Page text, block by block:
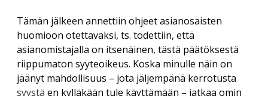
Tämän jälkeen annettiin ohjeet asianosaisten
huomioon otettavaksi, ts. todettiin, että
asianomistajalla on itsenäinen, tästä päätöksestä
riippumaton syyteoikeus. Koska minulle näin on
jäänyt mahdollisuus – jota jäljempänä kerrotusta
syystä en kylläkään tule käyttämään – jatkaa omin